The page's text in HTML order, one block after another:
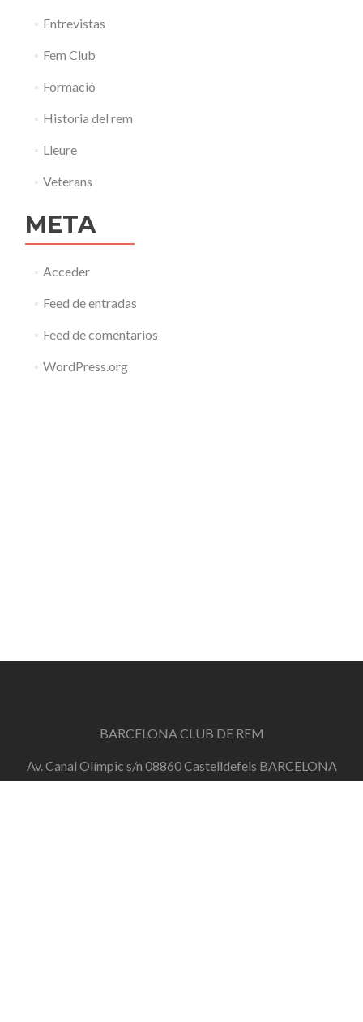
Entrevistas
Fem Club
Formació
Historia del rem
Lleure
Veterans
META
Acceder
Feed de entradas
Feed de comentarios
WordPress.org
BARCELONA CLUB DE REM
Av. Canal Olímpic s/n 08860 Castelldefels BARCELONA